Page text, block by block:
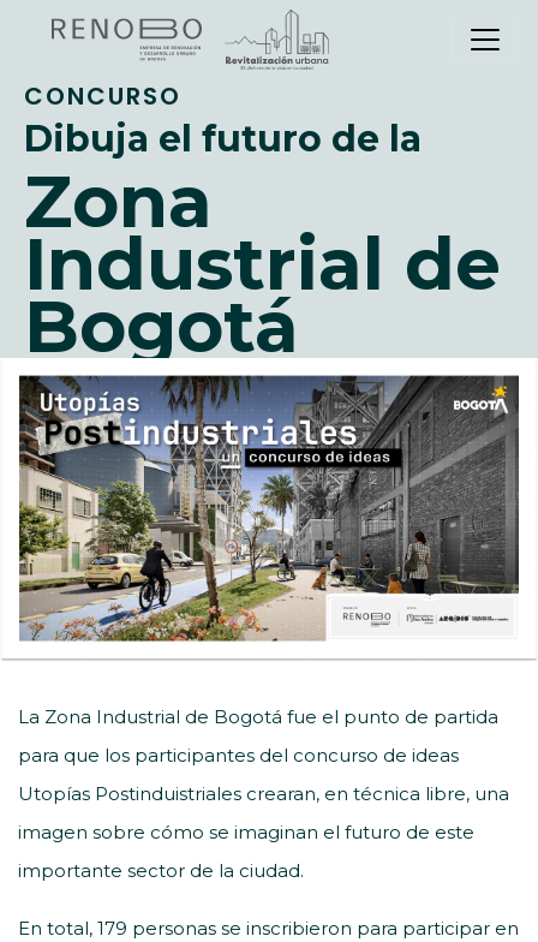
principal
Sitio Web Empresa de
CONCURSO
Dibuja el futuro de la
Zona
Industrial de
Bogotá
La Zona Industrial de Bogotá fue el punto de partida
para que los participantes del concurso de ideas
Utopías Postinduistriales crearan, en técnica libre, una
imagen sobre cómo se imaginan el futuro de este
importante sector de la ciudad.
En total, 179 personas se inscribieron para participar en